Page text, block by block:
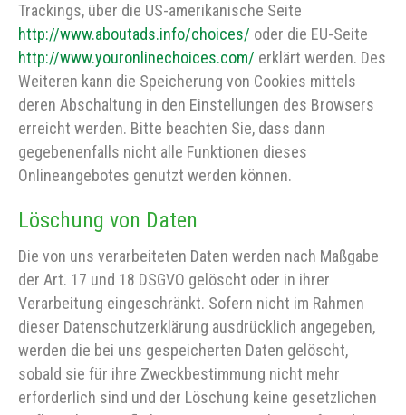
Trackings, über die US-amerikanische Seite
http://www.aboutads.info/choices/ oder die EU-Seite
http://www.youronlinechoices.com/ erklärt werden. Des
Weiteren kann die Speicherung von Cookies mittels
deren Abschaltung in den Einstellungen des Browsers
erreicht werden. Bitte beachten Sie, dass dann
gegebenenfalls nicht alle Funktionen dieses
Onlineangebotes genutzt werden können.
Löschung von Daten
Die von uns verarbeiteten Daten werden nach Maßgabe
der Art. 17 und 18 DSGVO gelöscht oder in ihrer
Verarbeitung eingeschränkt. Sofern nicht im Rahmen
dieser Datenschutzerklärung ausdrücklich angegeben,
werden die bei uns gespeicherten Daten gelöscht,
sobald sie für ihre Zweckbestimmung nicht mehr
erforderlich sind und der Löschung keine gesetzlichen